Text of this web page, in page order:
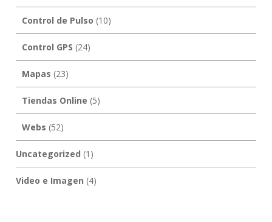
Control de Pulso (10)
Control GPS (24)
Mapas (23)
Tiendas Online (5)
Webs (52)
Uncategorized (1)
Video e Imagen (4)